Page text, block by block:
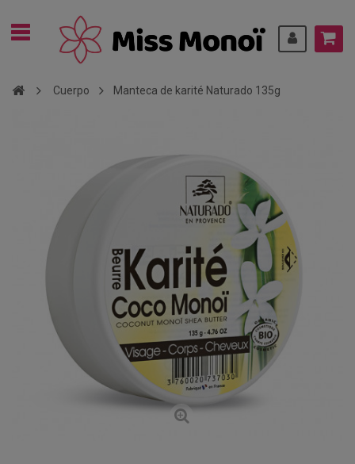
Cuerpo Manteca de karité Naturado 135g